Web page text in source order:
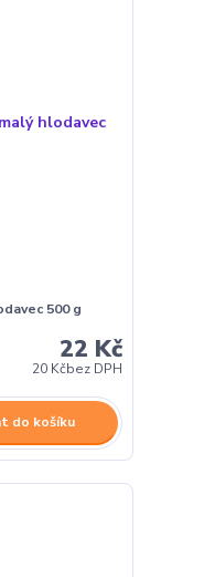
500 g
22 Kč
20 Kčbez DPH
do košíku